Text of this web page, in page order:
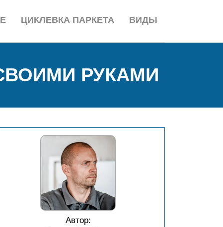
ВИДЫ
ЦИКЛЕВКА ПАРКЕТА
РУКАМИ
Автор: